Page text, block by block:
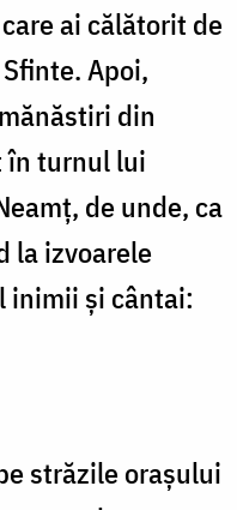
ai călătorit de
Apoi,
din
în turnul lui
de unde, ca
la izvoarele
inimii și cântai:
străzile orașului